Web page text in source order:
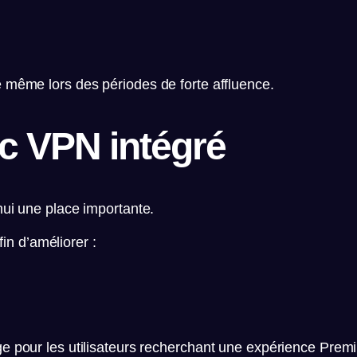
lors des périodes de forte affluence.
VPN intégré
une place importante.
d’améliorer :
pour les utilisateurs recherchant une expérience